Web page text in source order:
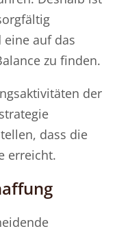
eine auf das
zu finden.
der
dass die
erreicht.